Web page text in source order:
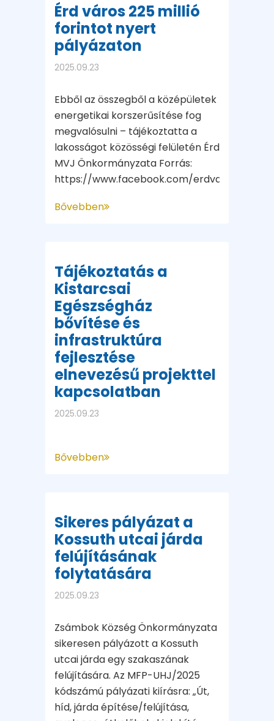
Érd város 225 millió
forintot nyert
pályázaton
2025.09.23
Ebből az összegből a középületek
energetikai korszerűsítése fog
megvalósulni – tájékoztatta a
lakosságot közösségi felületén Érd
MVJ Önkormányzata Forrás:
https://www.facebook.com/erdvaros/posts/
Bővebben
Tájékoztatás a
Kistarcsai
Egészségház
bővítése és
infrastruktúra
fejlesztése
elnevezésű projekttel
kapcsolatban
2025.09.23
Bővebben
Sikeres pályázat a
Kossuth utcai járda
felújításának
folytatására
2025.09.23
Zsámbok Község Önkormányzata
sikeresen pályázott a Kossuth
utcai járda egy szakaszának
felújítására. Az MFP-UHJ/2025
kódszámú pályázati kiírásra: „Út,
híd, járda építése/felújítása,